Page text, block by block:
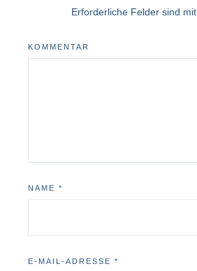
Erforderliche Felder sind mit
KOMMENTAR
NAME *
E-MAIL-ADRESSE *